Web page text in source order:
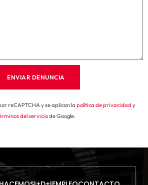
ENVIAR DENUNCIA
reCAPTCHA y se aplican la política de privacidad y
del serviciode Google.